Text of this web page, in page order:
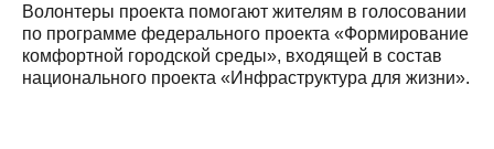
Волонтеры проекта помогают жителям в голосовании
по программе федерального проекта «Формирование
комфортной городской среды», входящей в состав
национального проекта «Инфраструктура для жизни».